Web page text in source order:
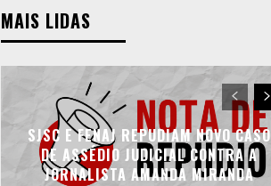
MAIS LIDAS
SJSC E FENAJ REPUDIAM NOVO CASO
DE ASSÉDIO JUDICIAL CONTRA A
JORNALISTA AMANDA MIRANDA